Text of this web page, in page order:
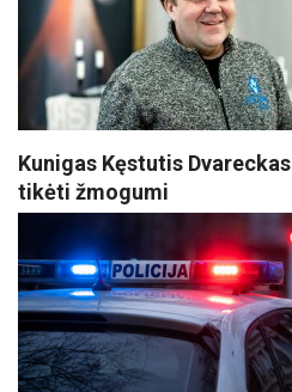
Kunigas Kęstutis
tikėti žmogumi